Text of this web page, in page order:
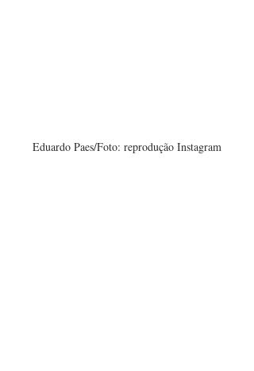
Eduardo Paes/Foto: reprodução Instagram